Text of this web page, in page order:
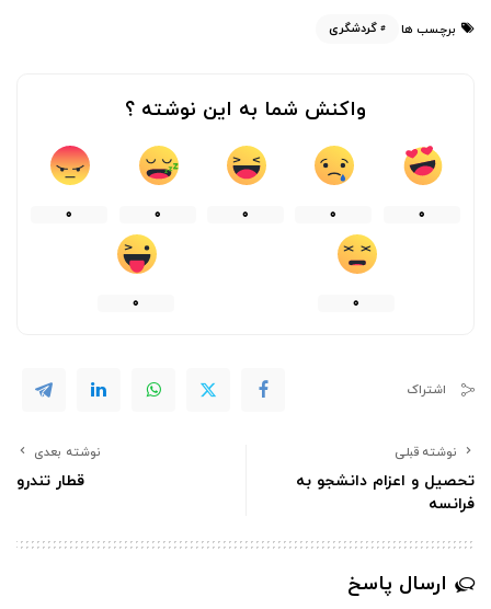
برچسب ها گردشگری
واکنش شما به این نوشته ؟
0
0
0
0
0
0
0
اشتراک
نوشته قبلی
تحصیل و اعزام دانشجو به
فرانسه
نوشته بعدی
قطار تندرو
ارسال پاسخ